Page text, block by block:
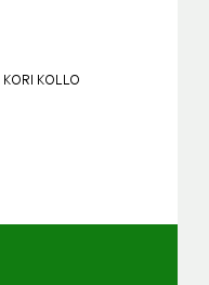
KORI KOLLO